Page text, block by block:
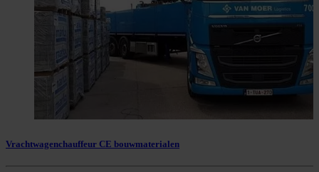
Vrachtwagenchauffeur CE bouwmaterialen